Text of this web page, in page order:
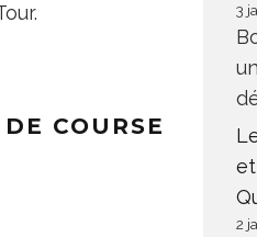
COURSE
3
2